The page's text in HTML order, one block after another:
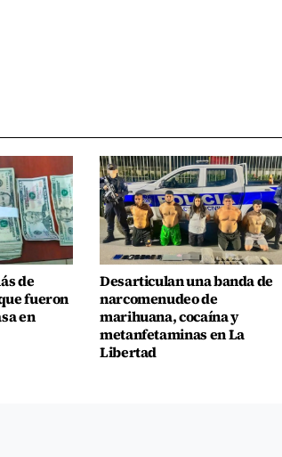
de
fueron
en
Desarticulan una banda de
narcomenudeo de
marihuana, cocaína y
metanfetaminas en La
Libertad